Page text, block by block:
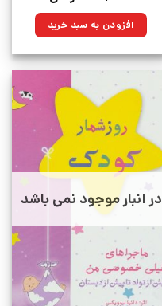
۵۲۵,۰۰۰تومان
بود.
افزودن به سبد خرید
در انبار موجود نمی باشد